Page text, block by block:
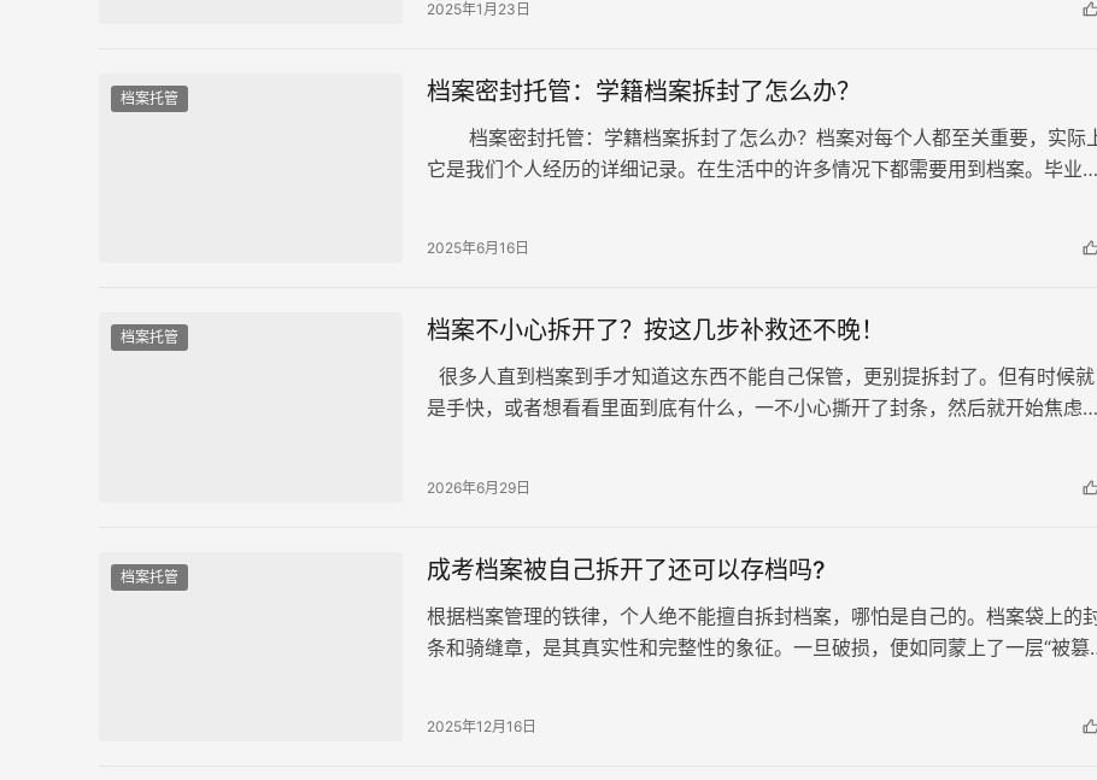
2025年1月23日
档案托管 档案密封托管：学籍档案拆封了怎么办？
档案密封托管：学籍档案拆封了怎么办？档案对每个人都至关重要，实际
它是我们个人经历的详细记录。在生活中的许多情况下都需要用到档案。毕业
2025年6月16日
档案托管 档案不小心拆开了？按这几步补救还不晚！
很多人直到档案到手才知道这东西不能自己保管，更别提拆封了。但有时候就
是手快，或者想看看里面到底有什么，一不小心撕开了封条，然后就开始焦虑
2026年6月29日
档案托管 成考档案被自己拆开了还可以存档吗?
根据档案管理的铁律，个人绝不能擅自拆封档案，哪怕是自己的。档案袋上的
条和骑缝章，是其真实性和完整性的象征。一旦破损，便如同蒙上了一层“被篡
2025年12月16日